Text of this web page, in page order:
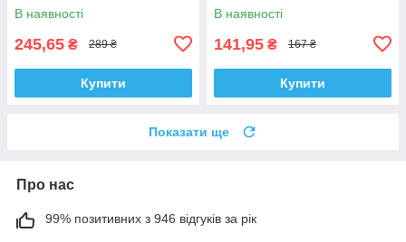
В наявності
245,65 ₴ 289 ₴
Купити
В наявності
141,95 ₴ 167 ₴
Купити
Показати ще
Про нас
99% позитивних з 946 відгуків за рік